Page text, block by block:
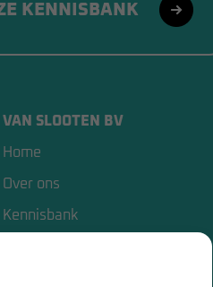
KENNISBANK
VAN SLOOTEN BV
Home
Over ons
Kennisbank